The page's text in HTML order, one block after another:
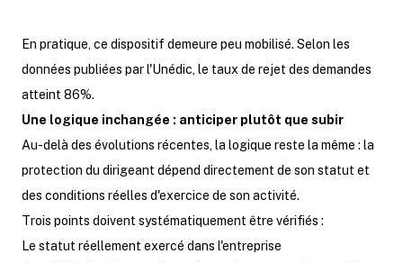
En pratique, ce dispositif demeure peu mobilisé. Selon les
données publiées par l'Unédic, le taux de rejet des demandes
atteint 86%.
Une logique inchangée : anticiper plutôt que subir
Au-delà des évolutions récentes, la logique reste la même : la
protection du dirigeant dépend directement de son statut et
des conditions réelles d'exercice de son activité.
Trois points doivent systématiquement être vérifiés :
Le statut réellement exercé dans l'entreprise